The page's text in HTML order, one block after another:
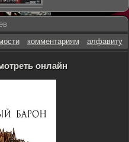
комментариям алфавиту
онлайн